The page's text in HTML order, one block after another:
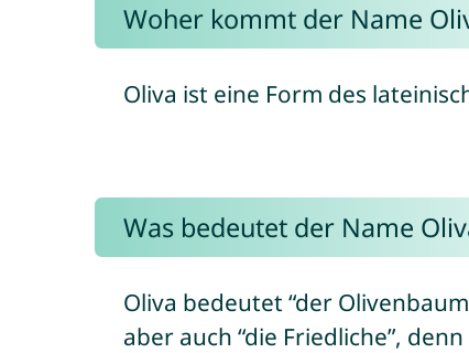
Woher kommt der Name
Oliva ist eine Form des
Was bedeutet der Name
Oliva bedeutet “der
aber auch “die Friedliche”,